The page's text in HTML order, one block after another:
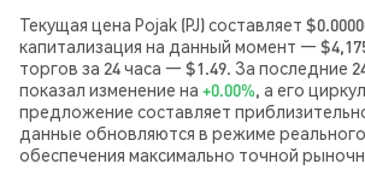
Текущая цена Pojak (PJ) составляет
капитализация на данный момент —
торгов за 24 часа — $1.49. За последние
показал изменение на +0.00%, а его
предложение составляет
данные обновляются в режиме
обеспечения максимально точной